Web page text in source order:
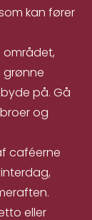
kan fører
området,
på. Gå
og
caféerne
eller